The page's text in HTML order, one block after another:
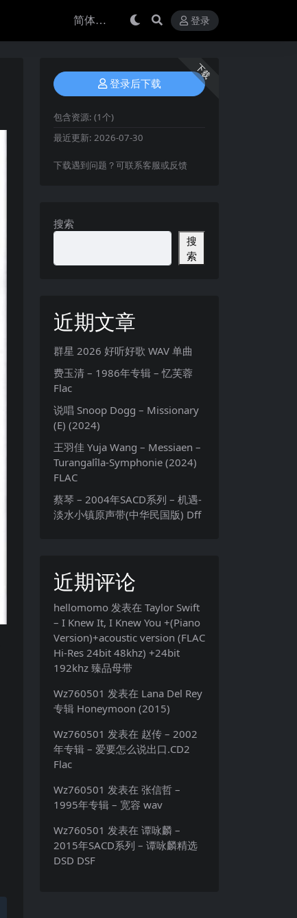
登录
下载
登录后下载
包含资源: (1个)
最近更新: 2026-07-30
下载遇到问题？可联系客服或反馈
搜索
搜
索
近期文章
群星 2026 好听好歌 WAV 单曲
费玉清 – 1986年专辑 – 忆芙蓉
Flac
说唱 Snoop Dogg – Missionary
(E) (2024)
王羽佳 Yuja Wang – Messiaen –
Turangalîla-Symphonie (2024)
FLAC
蔡琴 – 2004年SACD系列 – 机遇-
淡水小镇原声带(中华民国版) Dff
近期评论
hellomomo 发表在 Taylor Swift
– I Knew It, I Knew You +(Piano
Version)+acoustic version (FLAC
Hi-Res 24bit 48khz) +24bit
192khz 臻品母带
Wz760501 发表在 Lana Del Rey
专辑 Honeymoon (2015)
Wz760501 发表在 赵传 – 2002
年专辑 – 爱要怎么说出口.CD2
Flac
Wz760501 发表在 张信哲 –
1995年专辑 – 宽容 wav
Wz760501 发表在 谭咏麟 –
2015年SACD系列 – 谭咏麟精选
DSD DSF